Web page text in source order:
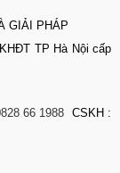
GIẢI PHÁP
TP Hà Nội cấp
66 1988 CSKH :